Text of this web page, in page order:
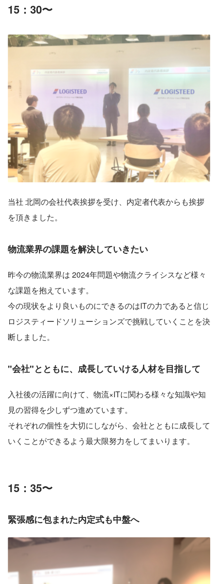
15：30〜
当社 北岡の会社代表挨拶を受け、内定者代表からも挨拶
を頂きました。
物流業界の課題を解決していきたい
昨今の物流業界は 2024年問題や物流クライシスなど様々
な課題を抱えています。
今の現状をより良いものにできるのはITの力であると信じ
ロジスティードソリューションズで挑戦していくことを決
断しました。
"会社"とともに、成長していける人材を目指して
入社後の活躍に向けて、物流×ITに関わる様々な知識や知
見の習得を少しずつ進めています。
それぞれの個性を大切にしながら、会社とともに成長して
いくことができるよう最大限努力をしてまいります。
15：35〜
緊張感に包まれた内定式も中盤へ